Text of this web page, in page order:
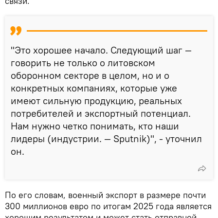
"Это хорошее начало. Следующий шаг —
говорить не только о литовском
оборонном секторе в целом, но и о
конкретных компаниях, которые уже
имеют сильную продукцию, реальных
потребителей и экспортный потенциал.
Нам нужно четко понимать, кто наши
лидеры (индустрии. — Sputnik)", - уточнил
он.
По его словам, военный экспорт в размере почти
300 миллионов евро по итогам 2025 года является